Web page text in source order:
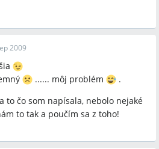
2009
...... môj problém
.
to čo som napísala, nebolo nejaké
to tak a poučím sa z toho!